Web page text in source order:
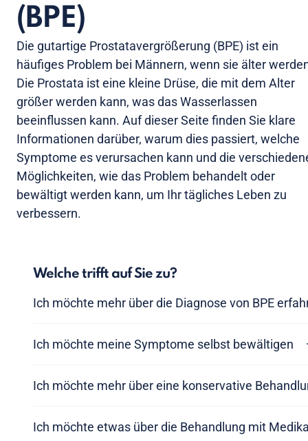
(BPE)
Die gutartige Prostatavergrößerung (BPE) ist ein
häufiges Problem bei Männern, wenn sie älter
Die Prostata ist eine kleine Drüse, die mit dem Alter
größer werden kann, was das Wasserlassen
beeinflussen kann. Auf dieser Seite finden Sie klare
Informationen darüber, warum dies passiert, welche
Symptome es verursachen kann und die
Möglichkeiten, wie das Problem behandelt oder
bewältigt werden kann, um Ihr tägliches Leben zu
verbessern.
Welche trifft auf Sie zu?
Ich möchte mehr über die Diagnose von BPE
Ich möchte meine Symptome selbst bewältigen
Ich möchte mehr über eine konservative
Ich möchte etwas über die Behandlung mit